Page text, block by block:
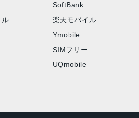
ル
SoftBank
楽天モバイル
Ymobile
SIMフリー
UQmobile